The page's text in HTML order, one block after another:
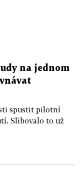
na jednom
spustit pilotní
Slibovalo to už